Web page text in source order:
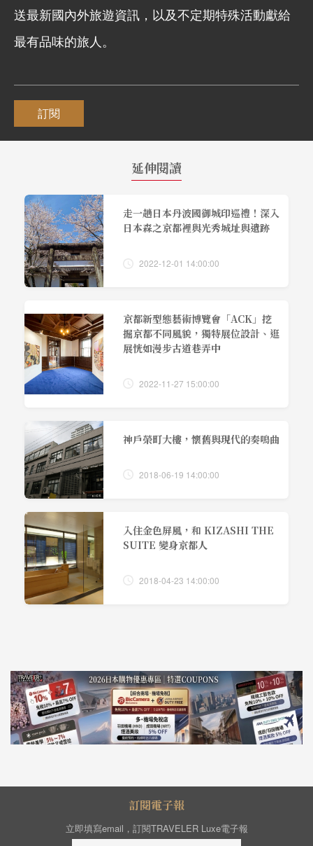
送最新國內外旅遊資訊，以及不定期特殊活動獻給
最有品味的旅人。
訂閱
延伸閱讀
走一趟日本丹波國御城印巡禮！深入
日本森之京都裡與光秀城址與遺跡
2022-12-01 14:00:00
京都新型態藝術博覽會「ACK」挖
掘京都不同風貌，獨特展位設計、逛
展恍如漫步古道巷弄中
2022-11-27 15:00:00
神戶榮町大樓，懷舊與現代的奏鳴曲
2018-06-19 14:00:00
入住金色屏風，和 KIZASHI THE
SUITE 變身京都人
2018-04-23 14:00:00
訂閱電子報
立即填寫email，訂閱TRAVELER Luxe電子報